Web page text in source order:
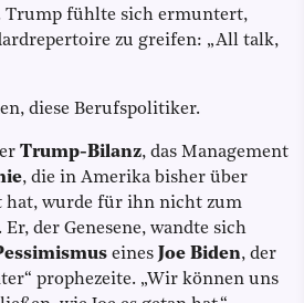
Trump fühlte sich ermuntert,
zu greifen: „All talk,
diese Berufspolitiker.
Trump-Bilanz, das Management
, die in Amerika bisher über
hat, wurde für ihn nicht zum
der Genesene, wandte sich
eines Joe Biden, der
prophezeite. „Wir können uns